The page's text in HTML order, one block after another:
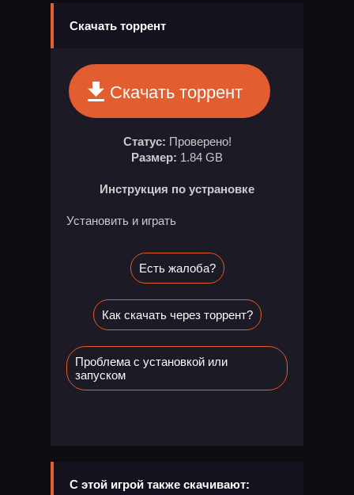
Скачать торрент
Скачать торрент
Статус: Проверено!
Размер: 1.84 GB
Инструкция по устрановке
Установить и играть
Есть жалоба?
Как скачать через торрент?
Проблема с установкой или
запуском
С этой игрой также скачивают: